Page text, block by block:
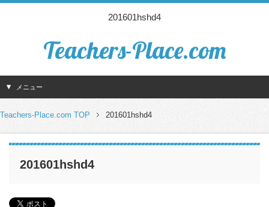
201601hshd4
Teachers-Place.com
メニュー
Teachers-Place.com TOP 201601hshd4
201601hshd4